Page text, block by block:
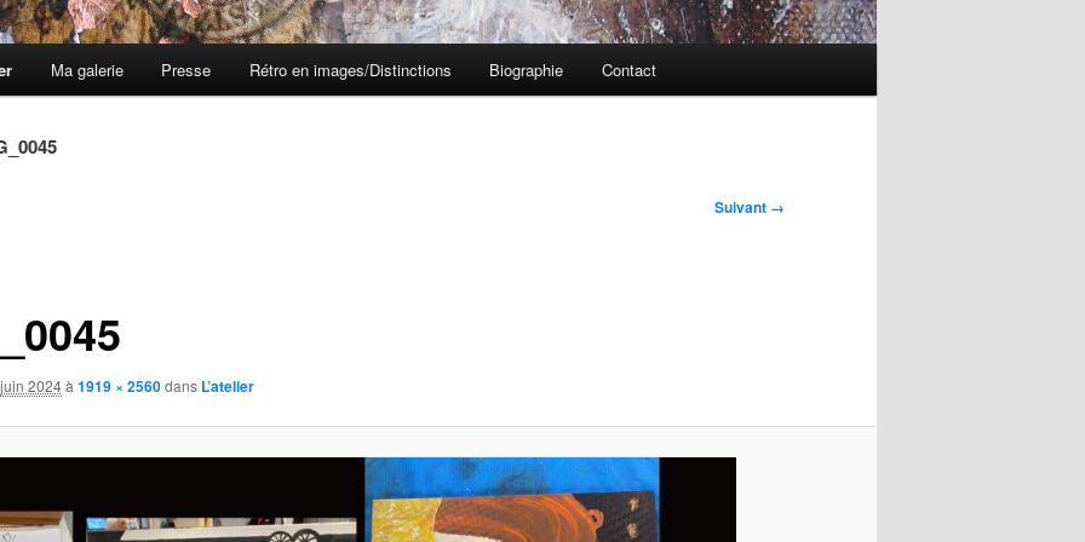
Ma galerie Presse Rétro en images/Distinctions Biographie Contact
Suivant →
2024à 1919 × 2560dans L’atelier